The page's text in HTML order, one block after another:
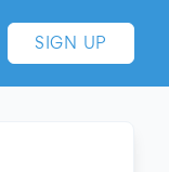
SIGN UP